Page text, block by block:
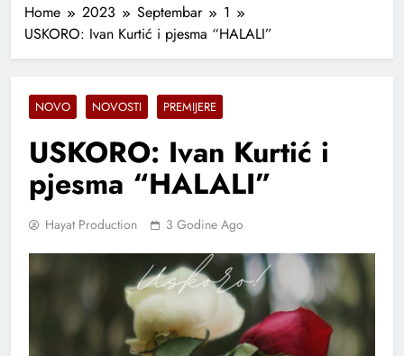
Home 2023 Septembar
1
USKORO: Ivan Kurtić i pjesma “HALALI”
NOVO NOVOSTI PREMIJERE
USKORO: Ivan Kurtić i
pjesma “HALALI”
Hayat Production 3 Godine Ago